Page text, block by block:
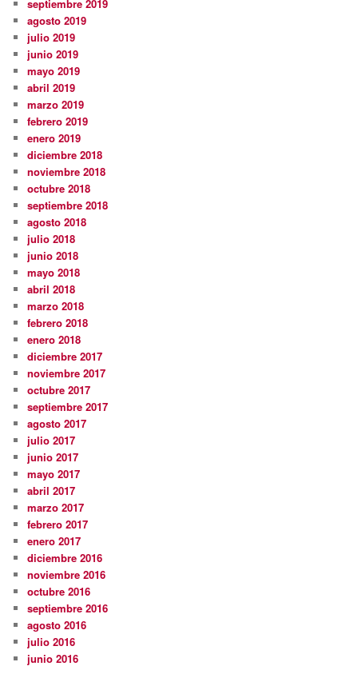
septiembre 2019
agosto 2019
julio 2019
junio 2019
mayo 2019
abril 2019
marzo 2019
febrero 2019
enero 2019
diciembre 2018
noviembre 2018
octubre 2018
septiembre 2018
agosto 2018
julio 2018
junio 2018
mayo 2018
abril 2018
marzo 2018
febrero 2018
enero 2018
diciembre 2017
noviembre 2017
octubre 2017
septiembre 2017
agosto 2017
julio 2017
junio 2017
mayo 2017
abril 2017
marzo 2017
febrero 2017
enero 2017
diciembre 2016
noviembre 2016
octubre 2016
septiembre 2016
agosto 2016
julio 2016
junio 2016